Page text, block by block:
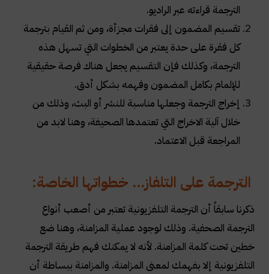
الترجمة قراءته عبر الراديو.
تقسيم المضمون إلى فقرات مجزأة، ومن ثم القيام بترجمة
كل فقرة على حدة يعتبر من الخطوات التي تسهل هذه
الترجمة، وكذلك فإن التقسيم يجعل هناك فرصة حقيقية
للإلمام بكامل المضمون وفهمه بشكل أدق.
إخراج الترجمة وجعلها مناسبة للنشر أو البث، وذلك من
خلال آلية الاخراج التي تعتمدها الصحيفة، وهنا لابد من
المراجعة قبل الاعتماد.
الترجمة على التلفاز... خطواتها الخاصة:
ذكرنا سابقاً أن الترجمة التلفزيونية تعتبر من أصعب أنواع
الترجمة الصحفية. وذلك لوجود عملية المزامنة، وهنا ضع
خطين تحت كلمة المزامنة. لأنه لا يمكنك فهم طريقة الترجمة
التلفزيونية إلا بفهمك لمعنى المزامنة. والمزامنة ببساطة أن